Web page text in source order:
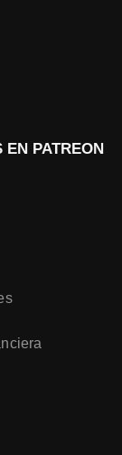
EN PATREON